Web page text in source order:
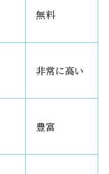
無料
非常に高い
豊富